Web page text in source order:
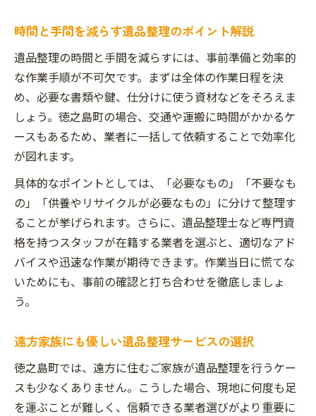
時間と手間を減らす遺品整理のポイント解説
遺品整理の時間と手間を減らすには、事前準備と効率的
な作業手順が不可欠です。まずは全体の作業日程を決
め、必要な書類や鍵、仕分けに使う資材などをそろえま
しょう。徳之島町の場合、交通や運搬に時間がかかるケ
ースもあるため、業者に一括して依頼することで効率化
が図れます。
具体的なポイントとしては、「必要なもの」「不要なも
の」「供養やリサイクルが必要なもの」に分けて整理す
ることが挙げられます。さらに、遺品整理士など専門資
格を持つスタッフが在籍する業者を選ぶと、適切なアド
バイスや迅速な作業が期待できます。作業当日に慌てな
いためにも、事前の確認と打ち合わせを徹底しましょ
う。
遠方家族にも優しい遺品整理サービスの選択
徳之島町では、遠方に住むご家族が遺品整理を行うケー
スも少なくありません。こうした場合、現地に何度も足
を運ぶことが難しく、信頼できる業者選びがより重要に